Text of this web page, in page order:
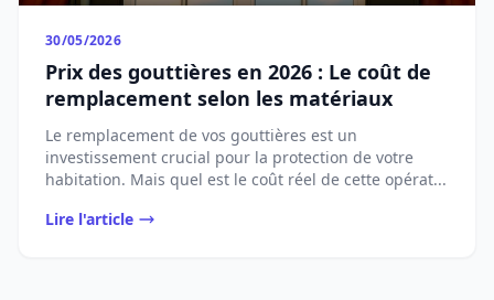
30/05/2026
Prix des gouttières en 2026 : Le coût de
remplacement selon les matériaux
Le remplacement de vos gouttières est un
investissement crucial pour la protection de votre
habitation. Mais quel est le coût réel de cette opérat...
Lire l'article